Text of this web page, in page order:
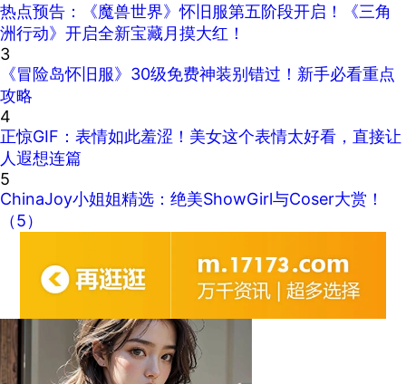
热点预告：《魔兽世界》怀旧服第五阶段开启！《三角
洲行动》开启全新宝藏月摸大红！
3
《冒险岛怀旧服》30级免费神装别错过！新手必看重点
攻略
4
正惊GIF：表情如此羞涩！美女这个表情太好看，直接让
人遐想连篇
5
ChinaJoy小姐姐精选：绝美ShowGirl与Coser大赏！
（5）